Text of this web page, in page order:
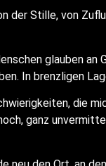
der Stil­le, von
glau­ben
In brenz­li­gen
die
ganz